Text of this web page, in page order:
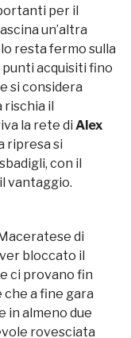
per il
un’altra
resta fermo sulla
punti acquisiti fino
si considera
rischia il
la rete di Alex
ripresa si
con il
vantaggio.
di
bloccato il
ci provano fin
a fine gara
in almeno due
rovesciata